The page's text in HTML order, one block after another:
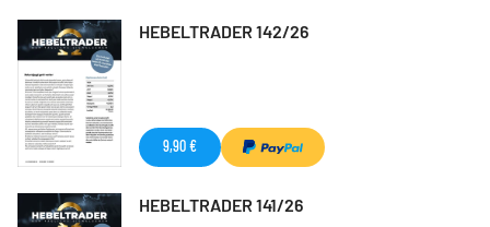
HEBELTRADER 142/26
9,90 €
HEBELTRADER 141/26